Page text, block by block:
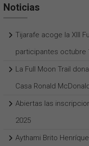
Noticias
Tijarafe acoge la XIII
participantes octubre
La Full Moon Trail
Casa Ronald
Abiertas las
2025
Aythami Brito